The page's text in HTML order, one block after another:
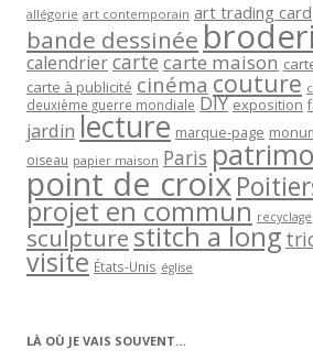
allégorie art contemporain art trading card
bande dessinée
calendriercartecarte maison
carte à publicité cinéma couture
deuxième guerre mondiale DIY exposition
jardin lecture marque-page
oiseau papier maison Paris
point de croix
projet en commun recyclage
sculpturestitch a long
visite États-Unis église
LÀ OÙ JE VAIS SOUVENT…